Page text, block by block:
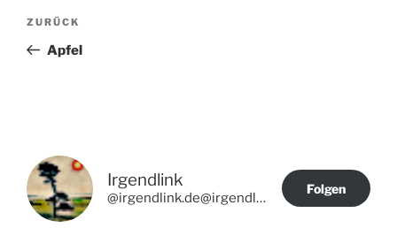
Beitragsnavigation
Vorheriger
Beitrag
ZURÜCK
Apfel
Irgendlink
@irgendlink.de@irgendlink.de
Folgen